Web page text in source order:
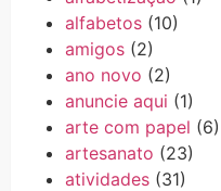
alfabetos (10)
amigos (2)
ano novo (2)
anuncie aqui (1)
arte com papel (6)
artesanato (23)
atividades (31)